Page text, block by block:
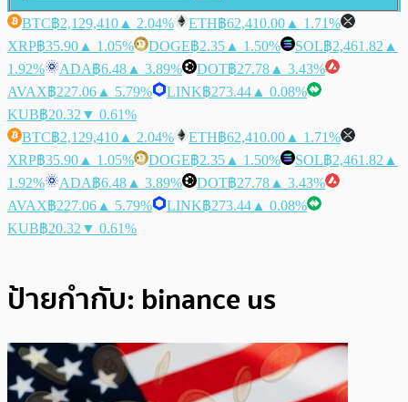
BTC฿2,129,410 ▲ 2.04% ETH฿62,410.00 ▲ 1.71%
XRP฿35.90 ▲ 1.05% DOGE฿2.35 ▲ 1.50% SOL฿2,461.82 ▲
1.92%
ADA฿6.48 ▲ 3.89% DOT฿27.78 ▲ 3.43%
AVAX฿227.06 ▲ 5.79% LINK฿273.44 ▲ 0.08%
KUB฿20.32 ▼ 0.61%
BTC฿2,129,410 ▲ 2.04% ETH฿62,410.00 ▲ 1.71%
XRP฿35.90 ▲ 1.05% DOGE฿2.35 ▲ 1.50% SOL฿2,461.82 ▲
1.92%
ADA฿6.48 ▲ 3.89% DOT฿27.78 ▲ 3.43%
AVAX฿227.06 ▲ 5.79% LINK฿273.44 ▲ 0.08%
KUB฿20.32 ▼ 0.61%
ป้ายกำกับ: binance us